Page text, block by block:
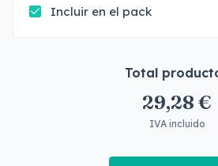
Incluir en el pack
Total
29,28 €
IVA incluido